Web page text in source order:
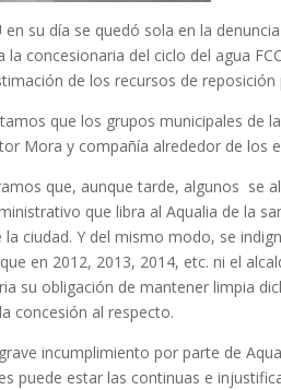
en su día se quedó sola en la
la concesionaria del ciclo del agua
de los recursos de
que los grupos municipales de
Mora y compañía alrededor de los
que, aunque tarde, algunos se
que libra al Aqualia de la
la ciudad. Y del mismo modo, se
en 2012, 2013, 2014, etc. ni el
su obligación de mantener limpia
concesión al respecto.
incumplimiento por parte de
puede estar las continuas e